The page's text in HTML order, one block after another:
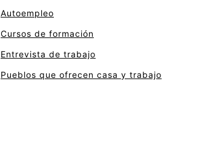
Autoempleo
Cursos de formación
Entrevista de trabajo
Pueblos que ofrecen casa y trabajo